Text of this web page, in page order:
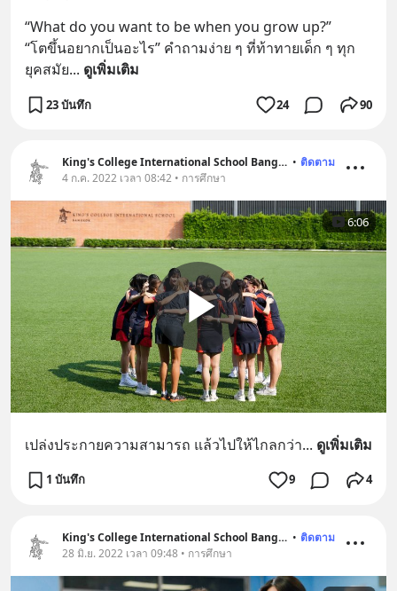
“What do you want to be when you grow up?”
“โตขึ้นอยากเป็นอะไร” คำถามง่าย ๆ ที่ท้าทายเด็ก ๆ ทุก
ยุคสมัย... ดูเพิ่มเติม
23 บันทึก 24 90
King's College International School Bangkok • ติดตาม
4 ก.ค. 2022 เวลา 08:42 • การศึกษา
6:06
เปล่งประกายความสามารถ แล้วไปให้ไกลกว่า... ดูเพิ่มเติม
1 บันทึก 9 4
King's College International School Bangkok • ติดตาม
28 มิ.ย. 2022 เวลา 09:48 • การศึกษา